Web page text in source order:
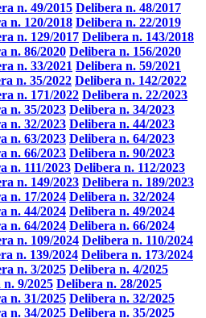
n. 49/2015 Delibera n. 48/2017
n. 120/2018 Delibera n. 22/2019
n. 129/2017 Delibera n. 143/2018
n. 86/2020 Delibera n. 156/2020
n. 33/2021 Delibera n. 59/2021
n. 35/2022 Delibera n. 142/2022
n. 171/2022 Delibera n. 22/2023
n. 35/2023 Delibera n. 34/2023
n. 32/2023 Delibera n. 44/2023
n. 63/2023 Delibera n. 64/2023
n. 66/2023 Delibera n. 90/2023
n. 111/2023 Delibera n. 112/2023
n. 149/2023 Delibera n. 189/2023
n. 17/2024 Delibera n. 32/2024
n. 44/2024 Delibera n. 49/2024
n. 64/2024 Delibera n. 66/2024
n. 109/2024 Delibera n. 110/2024
n. 139/2024 Delibera n. 173/2024
n. 3/2025 Delibera n. 4/2025
9/2025 Delibera n. 28/2025
n. 31/2025 Delibera n. 32/2025
n. 34/2025 Delibera n. 35/2025